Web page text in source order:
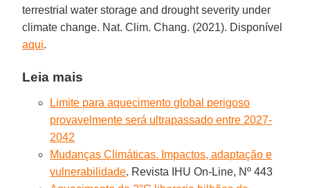
terrestrial water storage and drought severity under
climate change. Nat. Clim. Chang. (2021). Disponível
aqui.
Leia mais
Limite para aquecimento global perigoso
provavelmente será ultrapassado entre 2027-
2042
Mudanças Climáticas. Impactos, adaptação e
vulnerabilidade. Revista IHU On-Line, Nº 443